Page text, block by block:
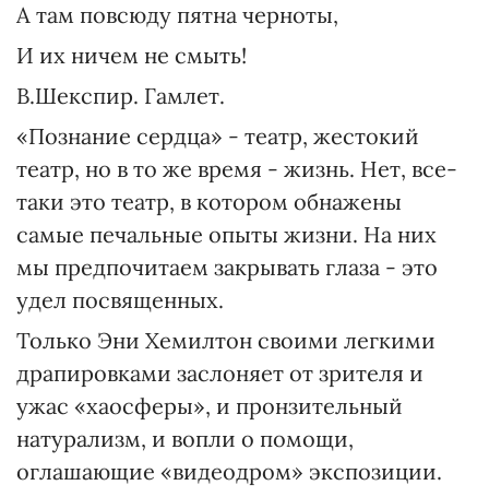
А там повсюду пятна черноты,
И их ничем не смыть!
В.Шекспир. Гамлет.
«Познание сердца» - театр, жестокий
театр, но в то же время - жизнь. Нет, все-
таки это театр, в котором обнажены
самые печальные опыты жизни. На них
мы предпочитаем закрывать глаза - это
удел посвященных.
Только Эни Хемилтон своими легкими
драпировками заслоняет от зрителя и
ужас «хаосферы», и пронзительный
натурализм, и вопли о помощи,
оглашающие «видеодром» экспозиции.